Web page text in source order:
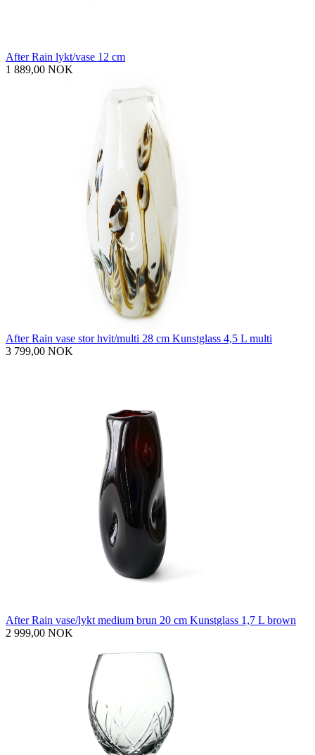
After Rain lykt/vase 12 cm
1 889,00 NOK
After Rain vase stor hvit/multi 28 cm Kunstglass 4,5 L multi
3 799,00 NOK
After Rain vase/lykt medium brun 20 cm Kunstglass 1,7 L brown
2 999,00 NOK